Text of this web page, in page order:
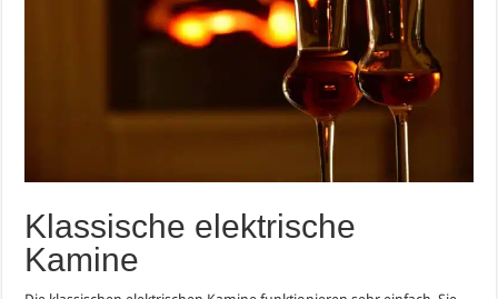
Klassische elektrische
Kamine